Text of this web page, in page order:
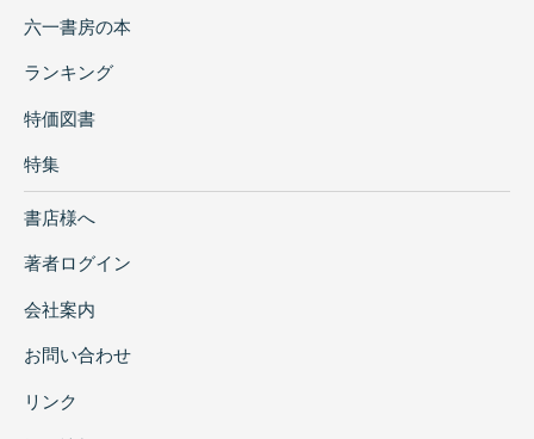
六一書房の本
ランキング
特価図書
特集
書店様へ
著者ログイン
会社案内
お問い合わせ
リンク